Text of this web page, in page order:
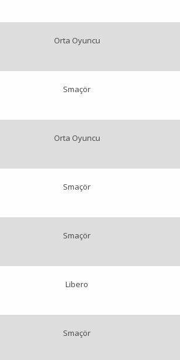
Orta Oyuncu
Smaçör
Orta Oyuncu
Smaçör
Smaçör
Libero
Smaçör